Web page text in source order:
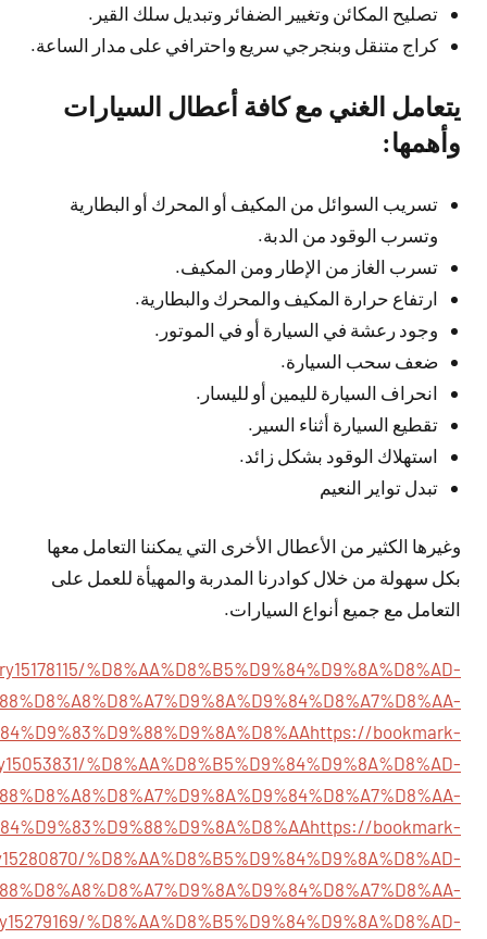
تصليح المكائن وتغيير الضفائر وتبديل سلك القير.
كراج متنقل وبنجرجي سريع واحترافي على مدار الساعة.
يتعامل الغني مع كافة أعطال السيارات
وأهمها:
تسريب السوائل من المكيف أو المحرك أو البطارية
وتسرب الوقود من الدبة.
تسرب الغاز من الإطار ومن المكيف.
ارتفاع حرارة المكيف والمحرك والبطارية.
وجود رعشة في السيارة أو في الموتور.
ضعف سحب السيارة.
انحراف السيارة لليمين أو لليسار.
تقطيع السيارة أثناء السير.
استهلاك الوقود بشكل زائد.
تبدل تواير النعيم
وغيرها الكثير من الأعطال الأخرى التي يمكننا التعامل معها
بكل سهولة من خلال كوادرنا المدربة والمهيأة للعمل على
التعامل مع جميع أنواع السيارات.
%D8%AA%D8%B5%D9%84%D9%8A%D8%AD-
https://bookmark-
%D8%AA%D8%B5%D9%84%D9%8A%D8%AD-
https://bookmark-
%D8%AA%D8%B5%D9%84%D9%8A%D8%AD-
%D8%AA%D8%B5%D9%84%D9%8A%D8%AD-